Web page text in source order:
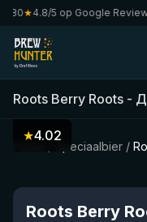
★4.8/5 op Google Reviews
Roots Berry Roots -
Speciaalbier /
★4.02
Roots Berry